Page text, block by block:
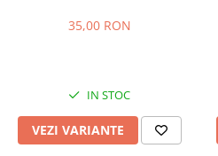
35,00 RON
IN STOC
VEZI VARIANTE